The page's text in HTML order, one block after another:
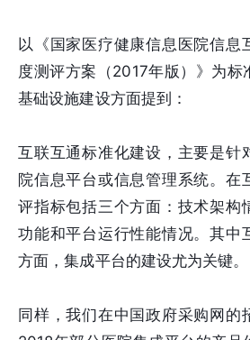
以《国家医疗健康信息医院信息
度测评方案（2017年版）》为标
基础设施建设方面提到：
互联互通标准化建设，主要是针
院信息平台或信息管理系统。在
评指标包括三个方面：技术架构
功能和平台运行性能情况。其中
方面，集成平台的建设尤为关键。
同样，我们在中国政府采购网的